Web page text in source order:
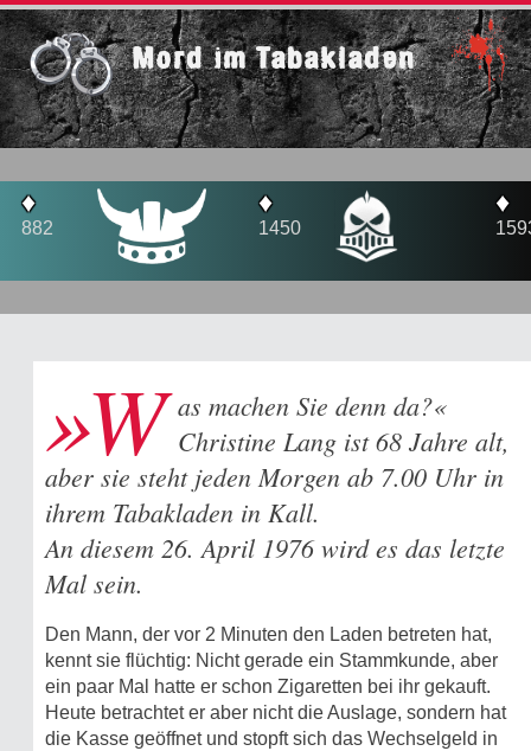
Mord im Tabakladen
♦
1450
♦
1593
»W as machen Sie denn da?«
Christine Lang ist 68 Jahre alt,
aber sie steht jeden Morgen ab 7.00 Uhr in
ihrem Tabakladen in Kall.
An diesem 26. April 1976 wird es das letzte
Mal sein.
Den Mann, der vor 2 Minuten den Laden betreten hat,
kennt sie flüchtig: Nicht gerade ein Stammkunde, aber
ein paar Mal hatte er schon Zigaretten bei ihr gekauft.
Heute betrachtet er aber nicht die Auslage, sondern hat
die Kasse geöffnet und stopft sich das Wechselgeld in